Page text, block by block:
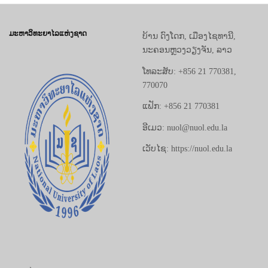
ມະຫາວິທະຍາໄລແຫ່ງຊາດ
ບ້ານ ດົງໂດກ, ເມືອງໄຊທານີ,
ນະຄອນຫຼວງວຽງຈັນ, ລາວ
ໂທລະສັບ: +856 21 770381,
770070
ແຟັກ: +856 21 770381
ອີເມວ: nuol@nuol.edu.la
ເວັບໄຊ: https://nuol.edu.la